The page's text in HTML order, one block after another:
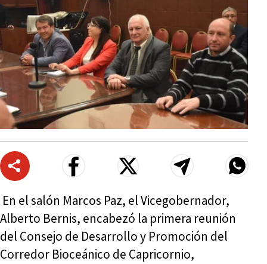
En el salón Marcos Paz, el Vicegobernador,
Alberto Bernis, encabezó la primera reunión
del Consejo de Desarrollo y Promoción del
Corredor Bioceánico de Capricornio,